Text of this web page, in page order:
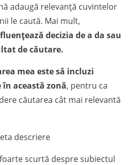
adaugă relevanță cuvintelor
le caută. Mai mult,
decizia de a da sau
de căutare.
mea este să incluzi
această zonă, pentru ca
căutarea cât mai relevantă
scurtă despre subiectul